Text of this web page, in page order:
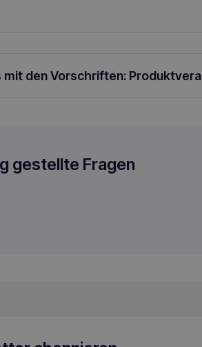
den Vorschriften:
für ausgewachsene
gestellte Fragen